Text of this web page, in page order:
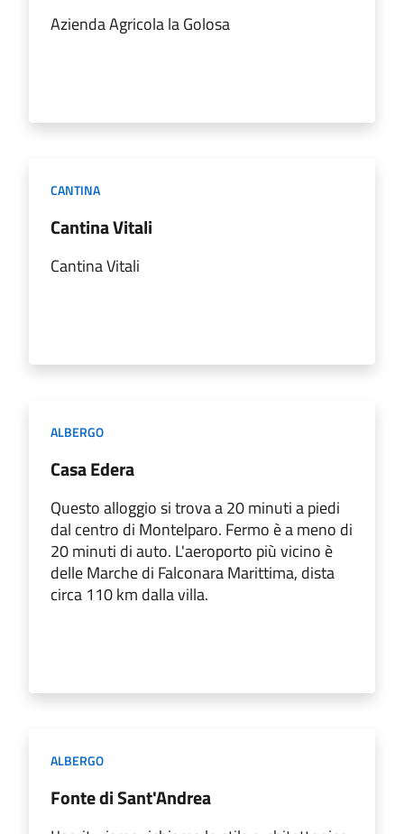
Azienda Agricola la Golosa
CANTINA
Cantina Vitali
Cantina Vitali
ALBERGO
Casa Edera
Questo alloggio si trova a 20 minuti a piedi
dal centro di Montelparo. Fermo è a meno di
20 minuti di auto. L'aeroporto più vicino è
delle Marche di Falconara Marittima, dista
circa 110 km dalla villa.
ALBERGO
Fonte di Sant'Andrea